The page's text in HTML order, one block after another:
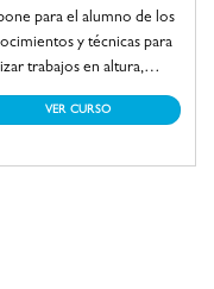
para el alumno de los
y técnicas para
trabajos en altura,
los distintos
equipos, sistemas
realizar acciones de
VER CURSO